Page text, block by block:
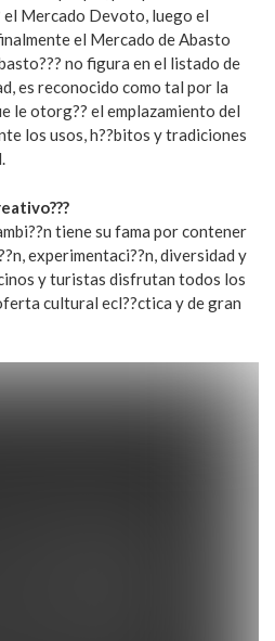
el Mercado Devoto, luego el
el Mercado de Abasto
no figura en el listado de
es reconocido como tal por la
le otorg?? el emplazamiento del
los usos, h??bitos y tradiciones
tiene su fama por contener
experimentaci??n, diversidad y
y turistas disfrutan todos los
cultural ecl??ctica y de gran